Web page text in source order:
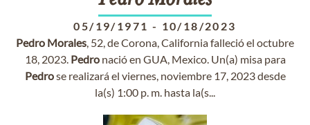
05/19/1971 - 10/18/2023
Pedro Morales, 52, de Corona, California falleció el octubre
18, 2023. Pedronació en GUA, Mexico. Un(a) misa para
Pedrose realizará el viernes, noviembre 17, 2023 desde
la(s) 1:00 p. m. hasta la(s...